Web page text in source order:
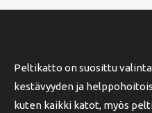
Peltikatto on suosittu
kestävyyden ja
kuten kaikki katot, myös